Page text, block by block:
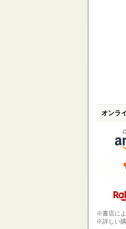
オンラ
※書店によ
※詳しい購